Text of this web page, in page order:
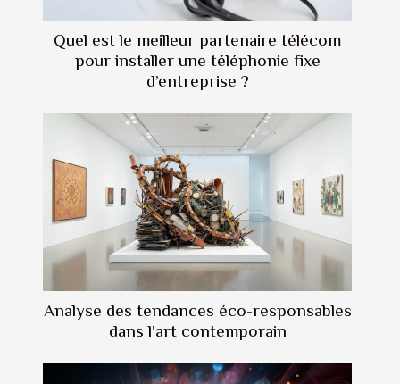
Quel est le meilleur partenaire télécom
pour installer une téléphonie fixe
d’entreprise ?
Analyse des tendances éco-responsables
dans l'art contemporain